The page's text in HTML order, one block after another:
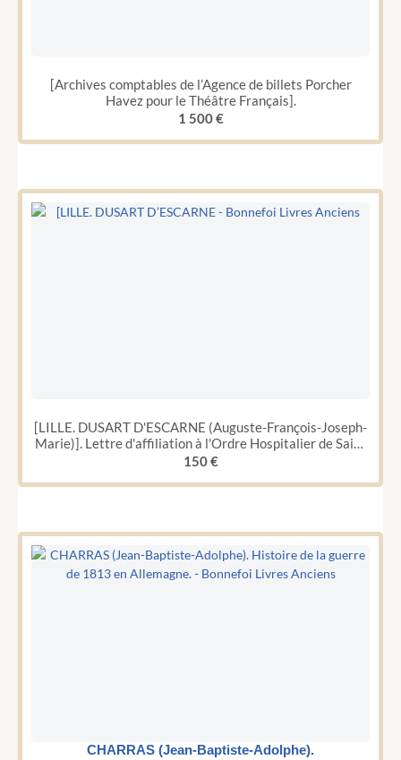
[Archives comptables de l’Agence de billets Porcher
Havez pour le Théâtre Français].
1 500€
[LILLE. DUSART D'ESCARNE (Auguste-François-Joseph-
Marie)]. Lettre d'affiliation à l'Ordre Hospitalier de Saint
Jean de Dieu.
150€
CHARRAS (Jean-Baptiste-Adolphe).